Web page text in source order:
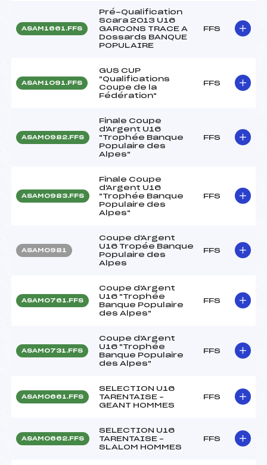
ASAM1661.FFS
Pré-Qualification
Scara 2013 U16
GARCONS TRACE A
Dossards BANQUE
POPULAIRE
FFS
ASAM1091.FFS
GUS CUP
"Qualifications
Coupe de la
Fédération"
FFS
ASAM0982.FFS
Finale Coupe
d'Argent U16
"Trophée Banque
Populaire des
Alpes"
FFS
ASAM0983.FFS
Finale Coupe
d'Argent U16
"Trophée Banque
Populaire des
Alpes"
FFS
ASAM0981
Coupe d'Argent
U16 Tropée Banque
Populaire des
Alpes
FFS
ASAM0761.FFS
Coupe d'Argent
U16 "Trophée
Banque Populaire
des Alpes"
FFS
ASAM0731.FFS
Coupe d'Argent
U16 "Trophée
Banque Populaire
des Alpes"
FFS
ASAM0661.FFS
SELECTION U16
TARENTAISE –
GEANT HOMMES
FFS
ASAM0662.FFS
SELECTION U16
TARENTAISE –
SLALOM HOMMES
FFS